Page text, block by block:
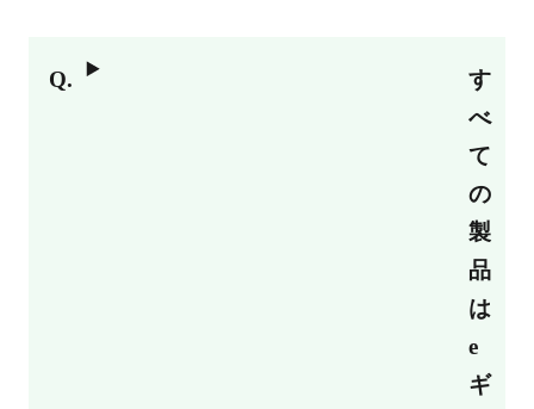
す
べ
て
の
製
品
は
e
ギ